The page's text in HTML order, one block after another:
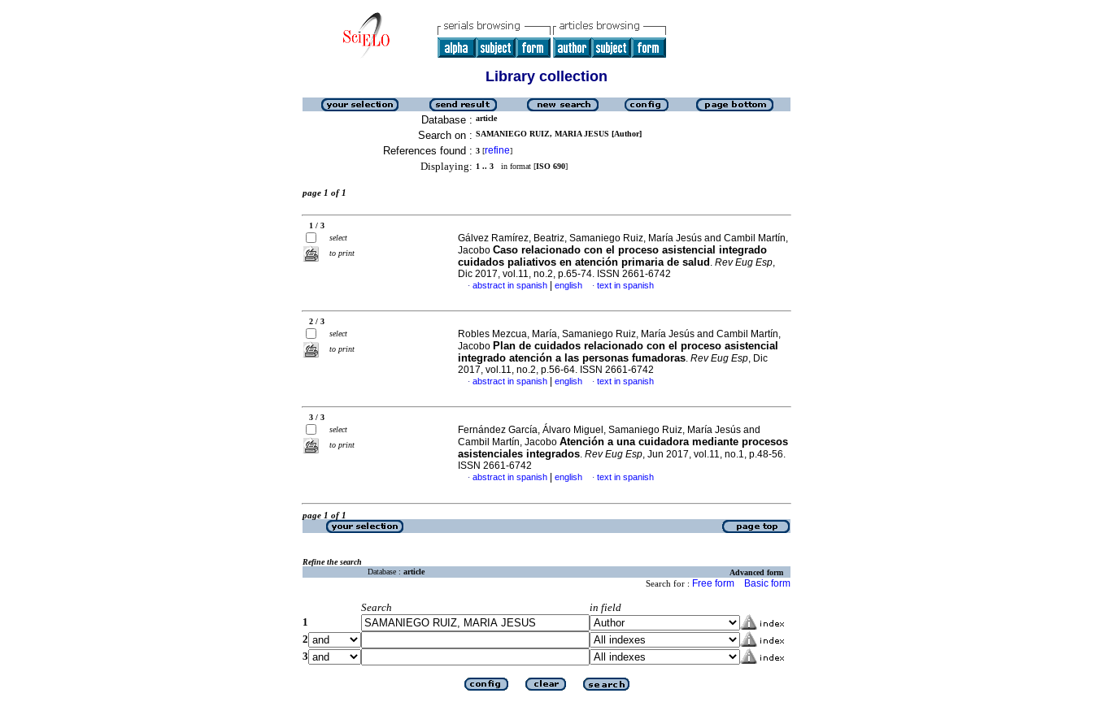
Library collection
Database : article
Search on : SAMANIEGO RUIZ, MARIA JESUS [Author]
References found : 3 [refine]
Displaying: 1 .. 3 in format [ISO 690]
page 1 of 1
1 / 3
select
to print
Gálvez Ramírez, Beatriz, Samaniego Ruiz, María Jesús and Cambil Martín,
Jacobo Caso relacionado con el proceso asistencial integrado
cuidados paliativos en atención primaria de salud . Rev Eug Esp,
Dic 2017, vol.11, no.2, p.65-74. ISSN 2661-6742
· abstract in spanish english · text in spanish
2 / 3
select
to print
Robles Mezcua, María, Samaniego Ruiz, María Jesús and Cambil Martín,
Jacobo Plan de cuidados relacionado con el proceso asistencial
integrado atención a las personas fumadoras. Rev Eug Esp, Dic
2017, vol.11, no.2, p.56-64. ISSN 2661-6742
· abstract in spanish english · text in spanish
3 / 3
select
to print
Fernández García, Álvaro Miguel, Samaniego Ruiz, María Jesús and
Cambil Martín, Jacobo Atención a una cuidadora mediante procesos
asistenciales integrados. Rev Eug Esp, Jun 2017, vol.11, no.1, p.48-56.
ISSN 2661-6742
· abstract in spanish english · text in spanish
page 1 of 1
Refine the search
Database : article Advanced form
Search for : Free form Basic form
Search
in field
1
2
3